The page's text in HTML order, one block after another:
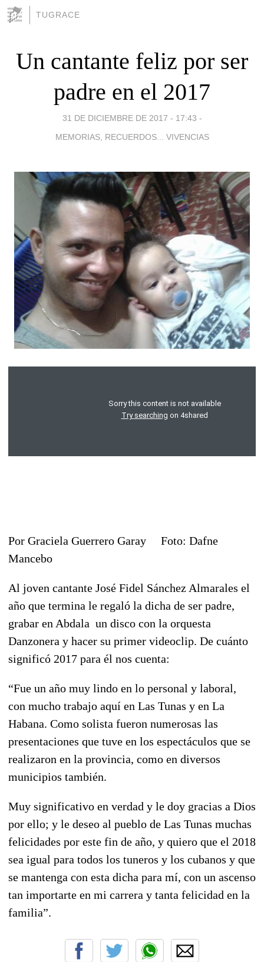
TUGRACE
Un cantante feliz por ser
padre en el 2017
31 DE DICIEMBRE DE 2017 - 17:43 -
MEMORIAS, RECUERDOS... VIVENCIAS
Por Graciela Guerrero Garay Foto: Dafne
Mancebo
Al joven cantante José Fidel Sánchez Almarales el
año que termina le regaló la dicha de ser padre,
grabar en Abdala un disco con la orquesta
Danzonera y hacer su primer videoclip. De cuánto
significó 2017 para él nos cuenta:
“Fue un año muy lindo en lo personal y laboral,
con mucho trabajo aquí en Las Tunas y en La
Habana. Como solista fueron numerosas las
presentaciones que tuve en los espectáculos que se
realizaron en la provincia, como en diversos
municipios también.
Muy significativo en verdad y le doy gracias a Dios
por ello; y le deseo al pueblo de Las Tunas muchas
felicidades por este fin de año, y quiero que el 2018
sea igual para todos los tuneros y los cubanos y que
se mantenga con esta dicha para mí, con un ascenso
tan importarte en mi carrera y tanta felicidad en la
familia”.